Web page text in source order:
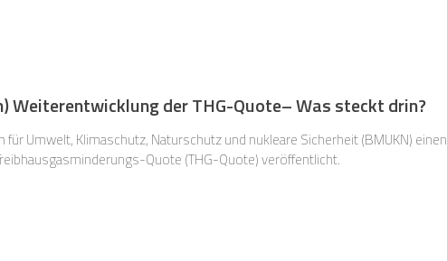
Weiterentwicklung der THG-Quote– Was steckt drin?
Umwelt, Klimaschutz, Naturschutz und nukleare Sicherheit (BMUKN) einen
Quote (THG-Quote) veröffentlicht.